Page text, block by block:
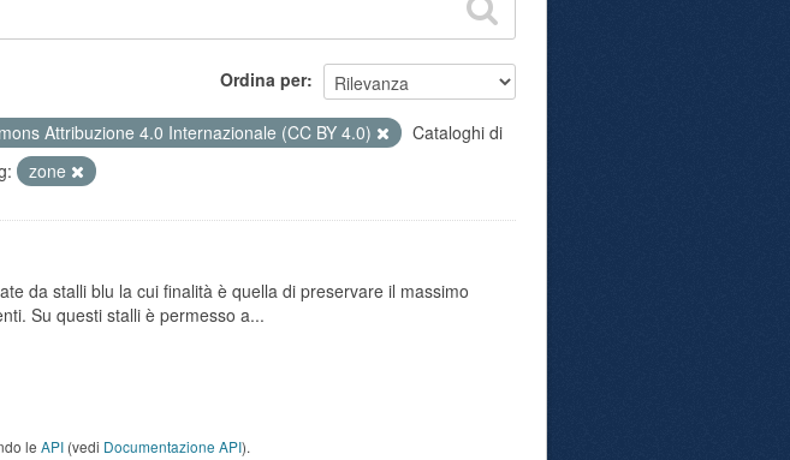
Ordina per
Attribuzione 4.0 Internazionale (CC BY 4.0)
Cataloghi di
zone
da stalli blu la cui finalità è quella di preservare il massimo
Su questi stalli è permesso a...
le API (vedi Documentazione API).